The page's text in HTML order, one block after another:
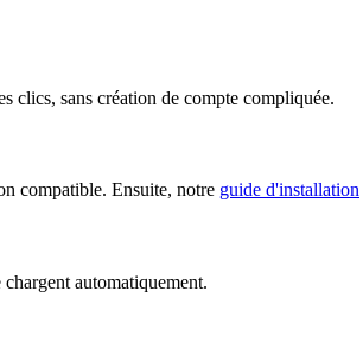
clics, sans création de compte compliquée.
compatible. Ensuite, notre guide d'installation
automatiquement.